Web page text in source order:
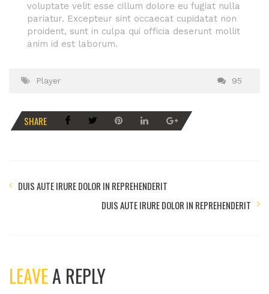
voluptate velit esse cillum dolore eu fugiat nulla
pariatur. Excepteur sint occaecat cupidatat non
proident, sunt in culpa qui officia deserunt mollit
anim id est laborum.
Player 95
SHARE
DUIS AUTE IRURE DOLOR IN REPREHENDERIT
DUIS AUTE IRURE DOLOR IN REPREHENDERIT
LEAVEA REPLY